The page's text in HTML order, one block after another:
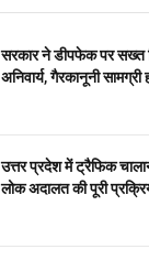
सरकार ने डीपफेक पर सख्त
अनिवार्य, गैरकानूनी
उत्तर प्रदेश में ट्रैफिक
लोक अदालत की पूरी